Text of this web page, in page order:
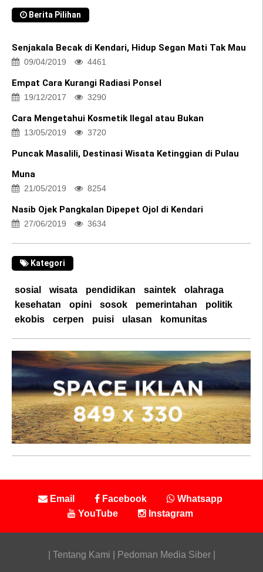
Berita Pilihan
Senjakala Becak di Kendari, Hidup Segan Mati Tak Mau
09/04/2019 4461
Empat Cara Kurangi Radiasi Ponsel
19/12/2017 3290
Cara Mengetahui Kosmetik Ilegal atau Bukan
13/05/2019 3720
Puncak Masalili, Destinasi Wisata Ketinggian di Pulau
Muna
21/05/2019 8254
Nasib Ojek Pangkalan Dipepet Ojol di Kendari
27/06/2019 3634
Kategori
sosial wisata pendidikan saintek
olahraga
kesehatan
opini sosok pemerintahan
politik
ekobis
cerpen puisi ulasan komunitas
Email Facebook
Whatsapp
YouTube
Instagram
Tentang Kami Pedoman Media Siber|